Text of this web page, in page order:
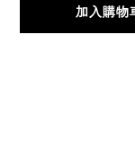
加入購物